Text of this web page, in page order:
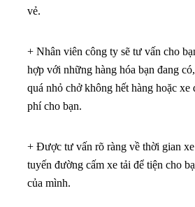
vẻ.
+ Nhân viên công ty sẽ tư vấn cho
hợp với những hàng hóa bạn đang
quá nhỏ chở không hết hàng hoặc xe
phí cho bạn.
+ Được tư vấn rõ ràng về thời gian
tuyến đường cấm xe tải để tiện cho
của mình.